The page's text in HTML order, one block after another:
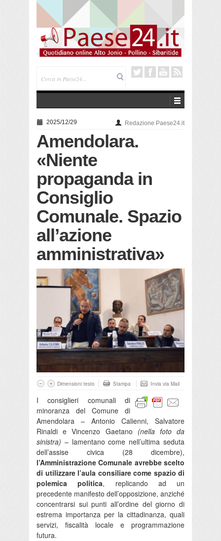
Cerchiara. “Melodie sotto le stelle” al Santuario
Madonna delle Armi
2025/12/29 Redazione Paese24.it
Amendolara.
«Niente
propaganda in
Consiglio
Comunale. Spazio
all’azione
amministrativa»
Dimensioni testo Stampa Invia via Mail
I consiglieri comunali di
minoranza del Comune di
Amendolara – Antonio Calienni, Salvatore
Rinaldi e Vincenzo Gaetano (nella foto da
sinistra) – lamentano come nell’ultima seduta
dell’assise civica (28 dicembre),
l’Amministrazione Comunale avrebbe scelto
di utilizzare l’aula consiliare come spazio di
polemica politica, replicando ad un
precedente manifesto dell’opposizione, anziché
concentrarsi sui punti all’ordine del giorno di
estrema importanza per la cittadinanza, quali
servizi, fiscalità locale e programmazione
futura.